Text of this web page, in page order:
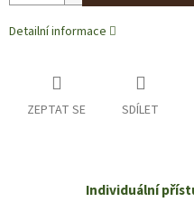
Detailní informace
ZEPTAT SE SDÍLET
Individuální